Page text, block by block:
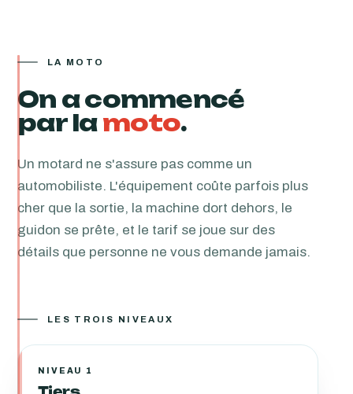
LA MOTO
On a commencé
par lamoto.
Un motard ne s'assure pas comme un
automobiliste. L'équipement coûte parfois plus
cher que la sortie, la machine dort dehors, le
guidon se prête, et le tarif se joue sur des
détails que personne ne vous demande jamais.
LES TROIS NIVEAUX
NIVEAU 1